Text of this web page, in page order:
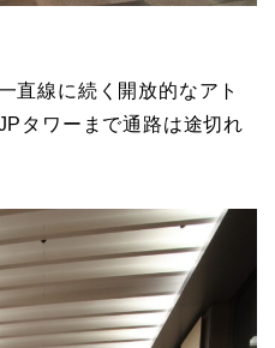
直線に続く開放的なアト
タワーまで通路は途切れ